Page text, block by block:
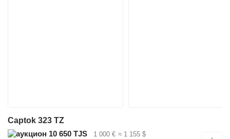
Captok 323 TZ
10 650 TJS
1 000 € ≈ 1 155 $